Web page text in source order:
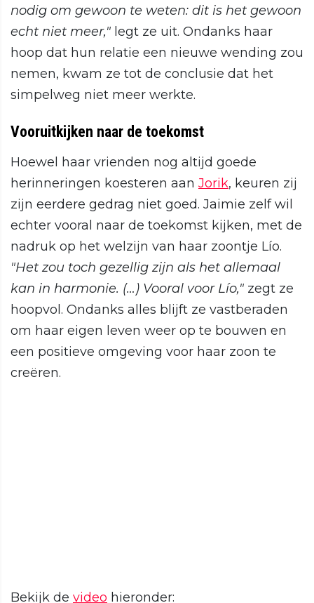
nodig om gewoon te weten: dit is het gewoon
echt niet meer," legt ze uit. Ondanks haar
hoop dat hun relatie een nieuwe wending zou
nemen, kwam ze tot de conclusie dat het
simpelweg niet meer werkte.
Vooruitkijken naar de toekomst
Hoewel haar vrienden nog altijd goede
herinneringen koesteren aan Jorik, keuren zij
zijn eerdere gedrag niet goed. Jaimie zelf wil
echter vooral naar de toekomst kijken, met de
nadruk op het welzijn van haar zoontje Lío.
"Het zou toch gezellig zijn als het allemaal
kan in harmonie. (…) Vooral voor Lío," zegt ze
hoopvol. Ondanks alles blijft ze vastberaden
om haar eigen leven weer op te bouwen en
een positieve omgeving voor haar zoon te
creëren.
Bekijk de video hieronder: